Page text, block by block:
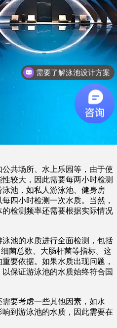
共场所、水上乐园等，由于使
较大，因此需要每两小时检测
池，如私人游泳池、健身房
四小时检测一次水质。当然，
检测频率还需要根据实际情况
池的水质进行全面检测，包括
菌总数、大肠杆菌等指标。这
要依据。如果水质出现问题，
保证游泳池的水质始终符合国
需要考虑一些其他因素，如水
到游泳池的水质，因此需要在
需要了解泳池设计方案